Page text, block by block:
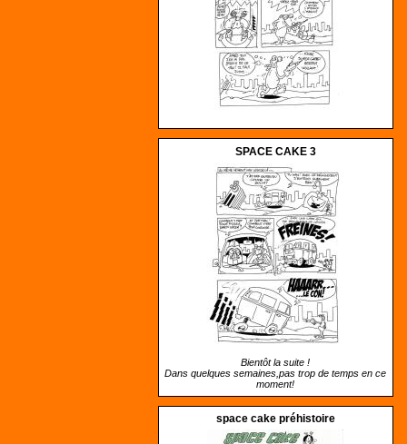
SPACE CAKE 3
Bientôt la suite !
Dans quelques semaines,pas trop de temps en ce
moment!
space cake préhistoire